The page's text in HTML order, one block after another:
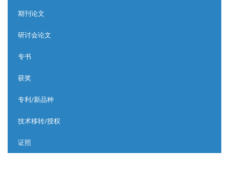
期刊论文
研讨会论文
专书
获奖
专利/新品种
技术移转/授权
证照